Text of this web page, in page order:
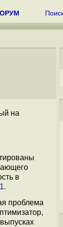
на
в
.
проблема